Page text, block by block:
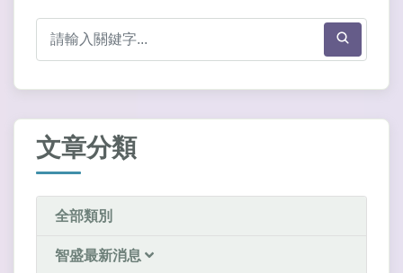
文章分類
全部類別
智盛最新消息